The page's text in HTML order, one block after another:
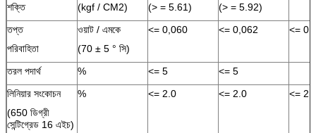
শক্তি
(kgf / CM2)
(> = 5.61)
(> = 5.92)
তপ্ত
পরিবাহিতা
ওয়াট / এমকে
(70 ± 5 ° সি)
<= 0,060 <= 0,062 <=
তরল পদার্থ % <= 5
<= 5
লিনিয়ার সংকোচন
(650 ডিগ্রী
সেন্টিগ্রেড 16 এইচ)
% <= 2.0 <= 2.0 <=